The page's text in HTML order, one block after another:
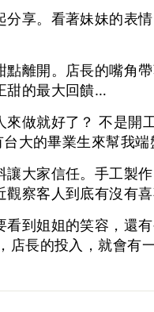
享。看著妹妹的表
離開。店長的嘴角
甜的最大回饋…
做就好了？ 不是開
大的畢業生來幫我
大家信任。手工製
察客人到底有沒有
到姐姐的笑容，還
店長的投入，就會有